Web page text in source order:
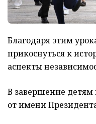
Благодаря этим
прикоснуться к
аспекты
В завершение
от имени